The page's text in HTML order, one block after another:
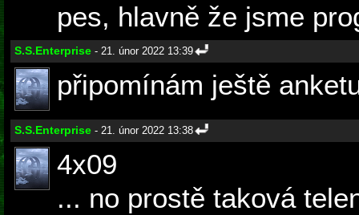
pes, hlavně že jsme
S.S.Enterprise - 21. únor 2022 13:39
připomínám ještě
S.S.Enterprise - 21. únor 2022 13:38
4x09
... no prostě taková